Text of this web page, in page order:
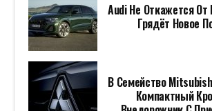
Audi Не Откажется От
Грядёт Новое
В Семейство
Компактный